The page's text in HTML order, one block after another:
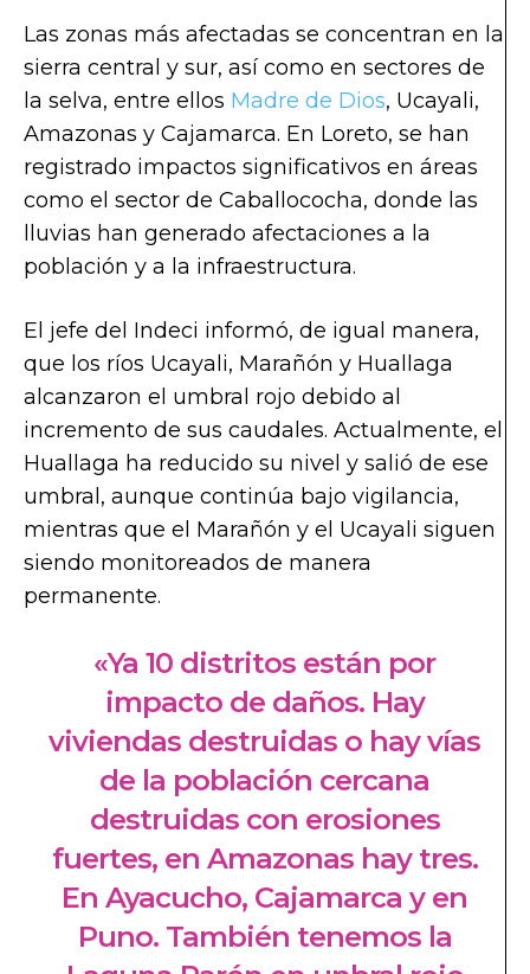
Las zonas más afectadas se concentran en la
sierra central y sur, así como en sectores de
la selva, entre ellos Madre de Dios, Ucayali,
Amazonas y Cajamarca. En Loreto, se han
registrado impactos significativos en áreas
como el sector de Caballococha, donde las
lluvias han generado afectaciones a la
población y a la infraestructura.
El jefe del Indeci informó, de igual manera,
que los ríos Ucayali, Marañón y Huallaga
alcanzaron el umbral rojo debido al
incremento de sus caudales. Actualmente, el
Huallaga ha reducido su nivel y salió de ese
umbral, aunque continúa bajo vigilancia,
mientras que el Marañón y el Ucayali siguen
siendo monitoreados de manera
permanente.
«Ya 10 distritos están por
impacto de daños. Hay
viviendas destruidas o hay vías
de la población cercana
destruidas con erosiones
fuertes, en Amazonas hay tres.
En Ayacucho, Cajamarca y en
Puno. También tenemos la